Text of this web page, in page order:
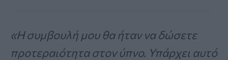
«Η συμβουλή μου θα ήταν να δώσετε
προτεραιότητα στον ύπνο. Υπάρχει αυτό